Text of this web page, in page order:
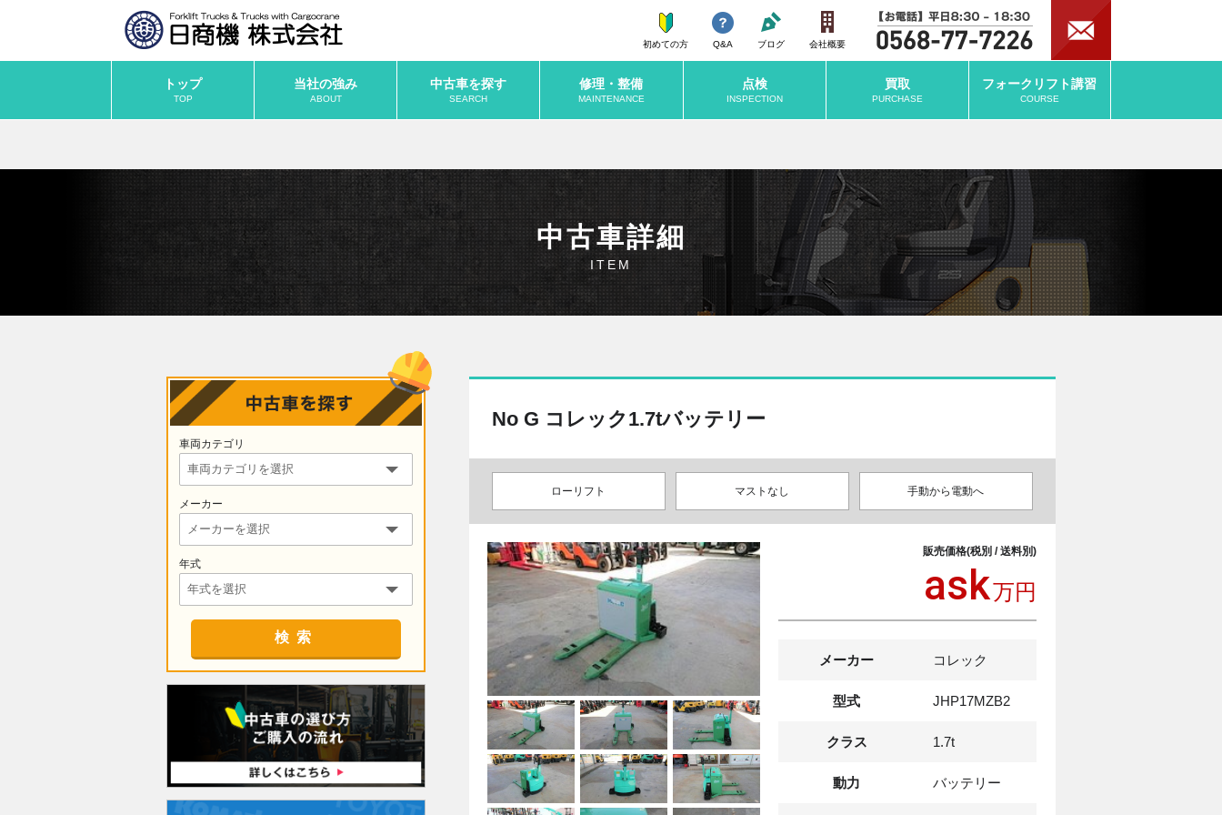
初めての方 Q&A ブログ 会社概要
トップ
TOP
当社の強み
ABOUT
中古車を探す
SEARCH
修理・整備
MAINTENANCE
点検
INSPECTION
買取
PURCHASE
フォークリフト講習
COURSE
中古車詳細
ITEM
車両カテゴリ
メーカー
年式
検索
No G コレック1.7tバッテリー
ローリフト マストなし 手動から電動へ
販売価格(税別 / 送料別)
ask万円
メーカー コレック
型式 JHP17MZB2
クラス 1.7t
動力 バッテリー